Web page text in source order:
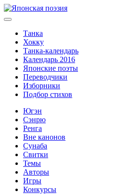
Танка
Хокку
Танка-календарь
Календарь 2016
Японские поэты
Переводчики
Изборники
Подбор стихов
Югэн
Сэнрю
Ренга
Вне канонов
Сунаба
Свитки
Темы
Авторы
Игры
Конкурсы